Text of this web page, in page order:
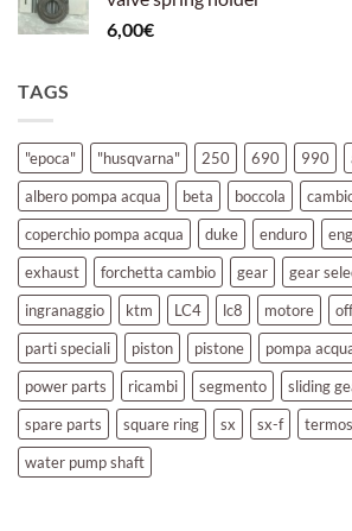
6,00€
TAGS
"epoca" "husqvarna" 250 690 990
albero pompa acqua
beta boccola
coperchio pompa acqua
duke enduro
exhaust
forchetta cambio gear
gear
ingranaggio
ktm LC4 lc8 motore
parti speciali
piston pistone pompa
power parts
ricambi segmento sliding
spare parts
square ring sx sx-f
water pump shaft